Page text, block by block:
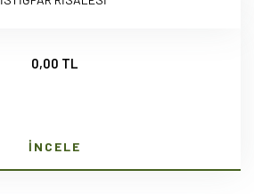
0,00 TL
İNCELE